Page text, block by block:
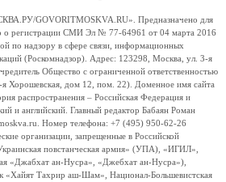
GOVORITMOSKVA.RU». Предназначено для
о регистрации СМИ Эл № 77-64961 от 04 марта 2016
по надзору в сфере связи, информационных
(Роскомнадзор). Адрес: 123298, Москва, ул. 3-я
Общество с ограниченной ответственностью
дом 12, пом. 22). Доменное имя сайта
распространения – Российская Федерация и
и английский. Главный редактор Бабаян Роман
Номер телефона: +7 (495) 950-62-26
организации, запрещенные в Российской
повстанческая армия» (УПА), «ИГИЛ»,
«Джабхат ан-Нусра», «Джебхат ан-Нусра»),
«Хайят Тахрир аш-Шам», Национал-Большевистская